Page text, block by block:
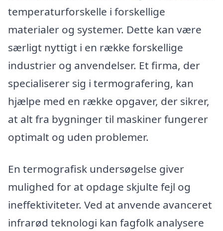
temperaturforskelle i forskellige
materialer og systemer. Dette kan være
særligt nyttigt i en række forskellige
industrier og anvendelser. Et firma, der
specialiserer sig i termografering, kan
hjælpe med en række opgaver, der sikrer,
at alt fra bygninger til maskiner fungerer
optimalt og uden problemer.
En termografisk undersøgelse giver
mulighed for at opdage skjulte fejl og
ineffektiviteter. Ved at anvende avanceret
infrarød teknologi kan fagfolk analysere